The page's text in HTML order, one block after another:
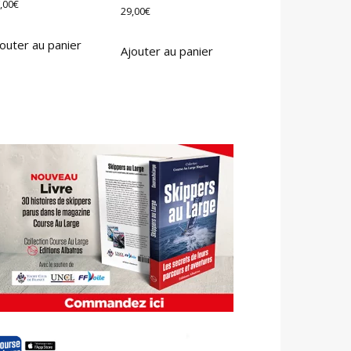
€
au panier
29,00€
Ajouter au panier